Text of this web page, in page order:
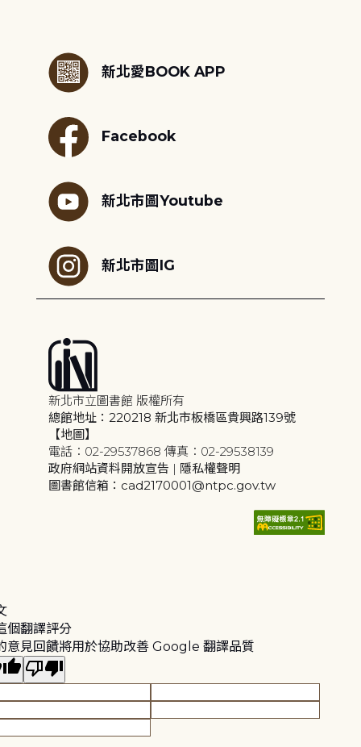
新北愛BOOK APP
Facebook
新北市圖Youtube
新北市圖IG
新北市立圖書館 版權所有
總館地址：220218 新北市板橋區貴興路139號
【地圖】
電話：02-29537868 傳真：02-29538139
政府網站資料開放宣告 | 隱私權聲明
圖書館信箱：cad2170001@ntpc.gov.tw
個翻譯評分
意見回饋將用於協助改善 Google 翻譯品質